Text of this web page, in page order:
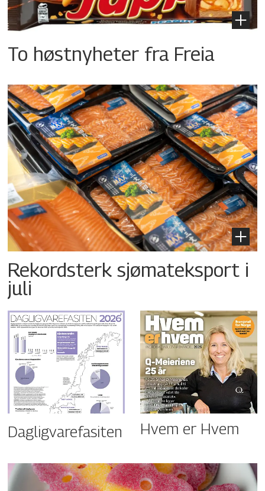
To høstnyheter fra Freia
Rekordsterk sjømateksport i
juli
Dagligvarefasiten Hvem er Hvem